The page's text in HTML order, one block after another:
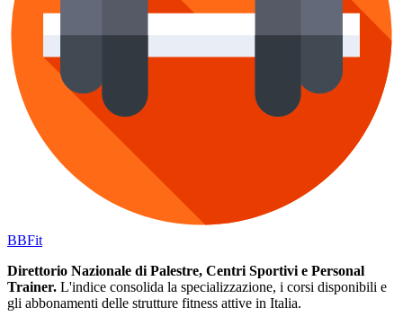
BBFit
Direttorio Nazionale di Palestre, Centri Sportivi e Personal
Trainer. L'indice consolida la specializzazione, i corsi disponibili e
gli abbonamenti delle strutture fitness attive in Italia.